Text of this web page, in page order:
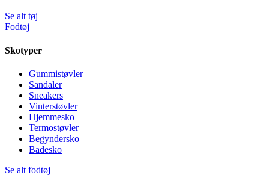
Se alt tøj
Fodtøj
Skotyper
Gummistøvler
Sandaler
Sneakers
Vinterstøvler
Hjemmesko
Termostøvler
Begyndersko
Badesko
Se alt fodtøj